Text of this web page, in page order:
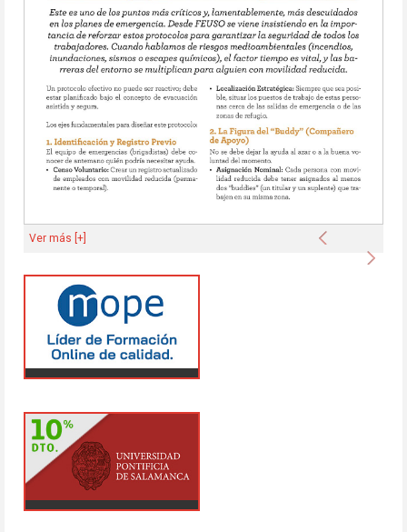
Anterior
Ver más [+]